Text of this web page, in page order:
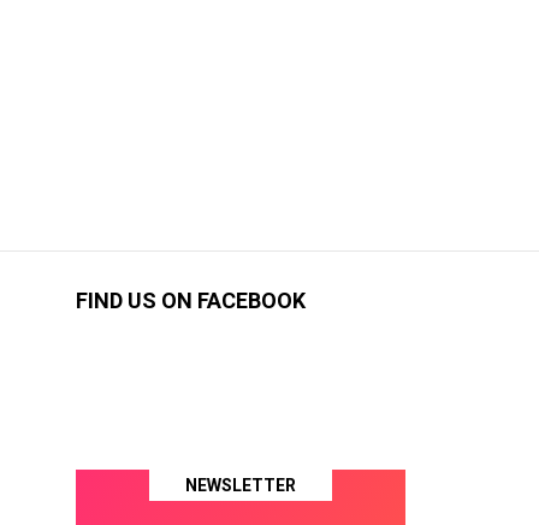
FIND US ON FACEBOOK
NEWSLETTER